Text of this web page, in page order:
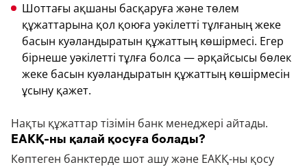
Шоттағы ақшаны басқаруға және төлем
құжаттарына қол қоюға уәкілетті тұлғаның жеке
басын куәландыратын құжаттың көшірмесі. Егер
бірнеше уәкілетті тұлға болса — әрқайсысы бөлек
жеке басын куәландыратын құжаттың көшірмесін
ұсыну қажет.
Нақты құжаттар тізімін банк менеджері айтады.
ЕАКҚ-ны қалай қосуға болады?
Көптеген банктерде шот ашу және ЕАКҚ-ны қосу